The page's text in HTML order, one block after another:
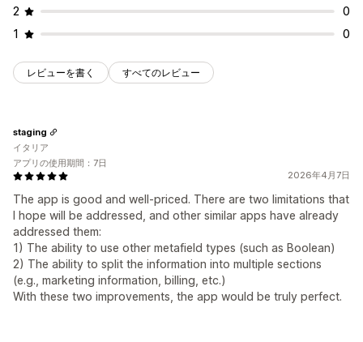
2
0
1
0
レビューを書く すべてのレビュー
2026年4月7日
The app is good and well-priced. There are two limitations that
I hope will be addressed, and other similar apps have already
addressed them:
1) The ability to use other metafield types (such as Boolean)
2) The ability to split the information into multiple sections
(e.g., marketing information, billing, etc.)
With these two improvements, the app would be truly perfect.
staging
イタリア
アプリの使用期間：7日